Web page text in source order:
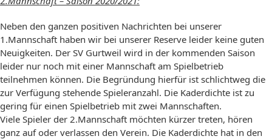
Neben den ganzen positiven Nachrichten bei unserer
1.Mannschaft haben wir bei unserer Reserve leider keine guten
Neuigkeiten. Der SV Gurtweil wird in der kommenden Saison
leider nur noch mit einer Mannschaft am Spielbetrieb
teilnehmen können. Die Begründung hierfür ist schlichtweg die
zur Verfügung stehende Spieleranzahl. Die Kaderdichte ist zu
gering für einen Spielbetrieb mit zwei Mannschaften.
Viele Spieler der 2.Mannschaft möchten kürzer treten, hören
ganz auf oder verlassen den Verein. Die Kaderdichte hat in den